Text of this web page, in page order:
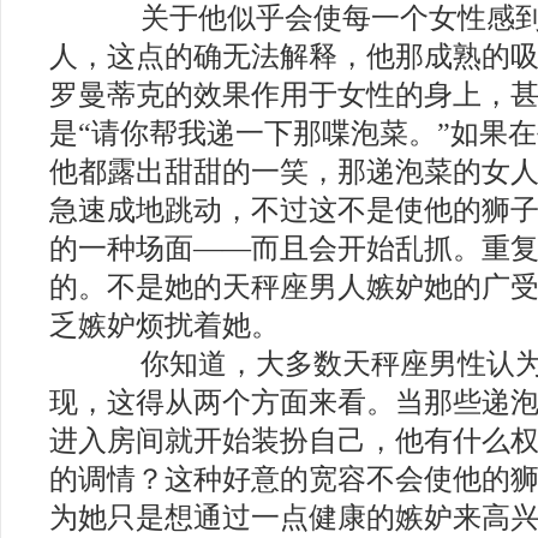
关于他似乎会使每一个女性感
人，这点的确无法解释，他那成熟的
罗曼蒂克的效果作用于女性的身上，
是“请你帮我递一下那喋泡菜。”如果
他都露出甜甜的一笑，那递泡菜的女
急速成地跳动，不过这不是使他的狮
的一种场面——而且会开始乱抓。重
的。不是她的天秤座男人嫉妒她的
乏嫉妒烦扰着她。
你知道，大多数天秤座男性认
现，这得从两个方面来看。当那些递
进入房间就开始装扮自己，他有什么
的调情？这种好意的宽容不会使他的
为她只是想通过一点健康的嫉妒来高